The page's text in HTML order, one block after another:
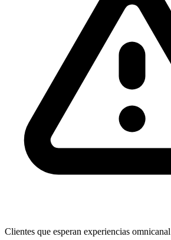
Clientes que esperan experiencias omnicanal